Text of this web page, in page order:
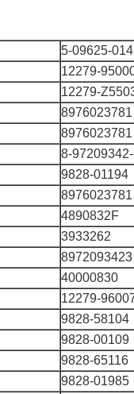
5-09625-
12279-
12279-
8976023781
8976023781
8-
9828-01194
8976023781
4890832F
3933262
8972093423
40000830
12279-
9828-58104
9828-00109
9828-65116
9828-01985